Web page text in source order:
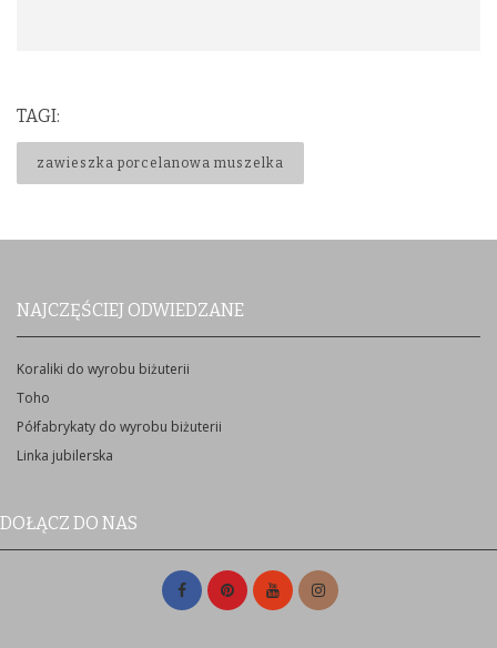
TAGI:
zawieszka porcelanowa muszelka
NAJCZĘŚCIEJ ODWIEDZANE
Koraliki do wyrobu biżuterii
Toho
Półfabrykaty do wyrobu biżuterii
Linka jubilerska
DOŁĄCZ DO NAS